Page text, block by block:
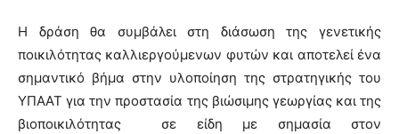
Η δράση θα συμβάλει στη διάσωση της γενετικής
ποικιλότητας καλλιεργούμενων φυτών και αποτελεί ένα
σημαντικό βήμα στην υλοποίηση της στρατηγικής του
ΥΠΑΑΤ για την προστασία της βιώσιμης γεωργίας και της
βιοποικιλότητας σε είδη με σημασία στον